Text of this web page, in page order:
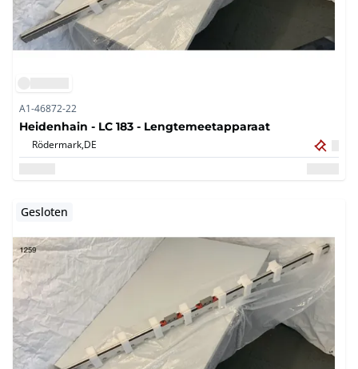
A1-46872-22
Heidenhain - LC 183 - Lengtemeetapparaat
Rödermark,DE
Gesloten